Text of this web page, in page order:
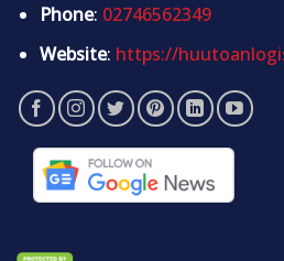
Phone: 02746562349
Website: https://